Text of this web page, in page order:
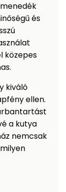
menedék
és
közepes
kiváló
ellen.
a kutya
nemcsak